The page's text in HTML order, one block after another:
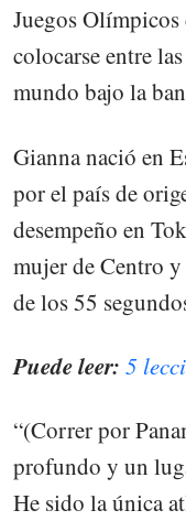
Juegos
colocarse entre
mundo bajo la
Gianna nació en
por el país de
desempeño en
mujer de Centro
de los 55
Puede leer: 5
“(Correr por
profundo y un
He sido la única